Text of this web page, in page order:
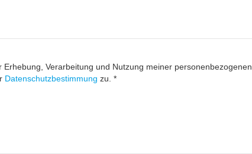
Erhebung, Verarbeitung und Nutzung meiner personenbezogenen
Datenschutzbestimmung zu. *